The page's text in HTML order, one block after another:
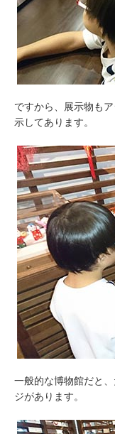
ですから、展示物も
示してあります。
一般的な博物館だと
ジがあります。